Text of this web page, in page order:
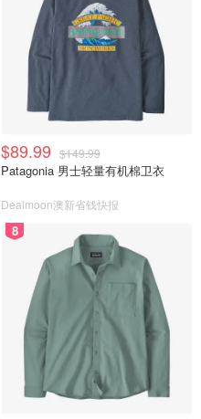
$89.99 $149.99
Patagonia 男士轻量有机棉卫衣
Dealmoon澳新省钱快报
8